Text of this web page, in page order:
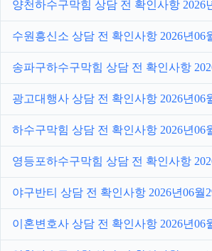
양천하수구막힘 상담 전 확인사항 2026
수원흥신소 상담 전 확인사항 2026년06
송파구하수구막힘 상담 전 확인사항
광고대행사 상담 전 확인사항 2026년06
하수구막힘 상담 전 확인사항 2026년06
영등포하수구막힘 상담 전 확인사항
야구반티 상담 전 확인사항 2026년06월
이혼변호사 상담 전 확인사항 2026년06